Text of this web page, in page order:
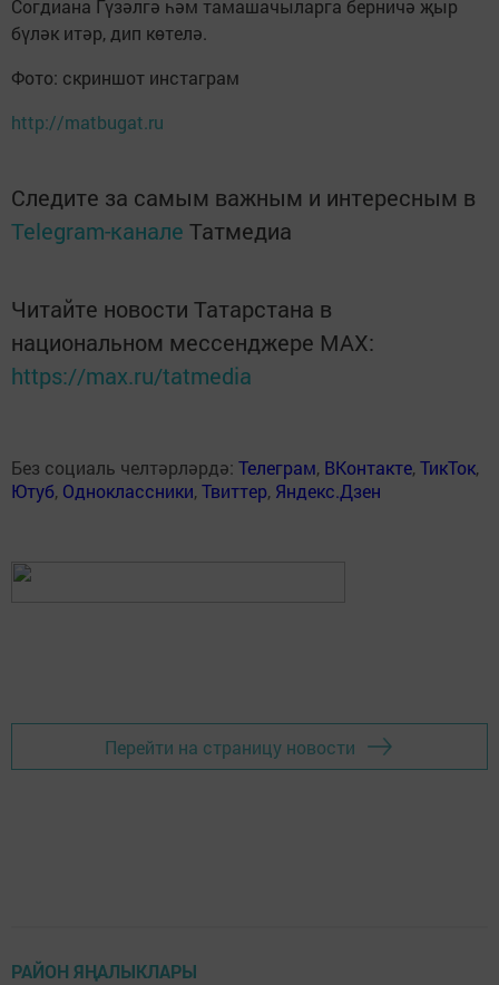
Согдиана Гүзәлгә һәм тамашачыларга берничә җыр
бүләк итәр, дип көтелә.
Фото: скриншот инстаграм
http://matbugat.ru
Следите за самым важным и интересным в
Telegram-канале Татмедиа
Читайте новости Татарстана в
национальном мессенджере MАХ:
https://max.ru/tatmedia
Без социаль челтәрләрдә: Телеграм, ВКонтакте,ТикТок,
Ютуб, Одноклассники,Твиттер, Яндекс.Дзен
Перейти на страницу новости
РАЙОН ЯҢАЛЫКЛАРЫ